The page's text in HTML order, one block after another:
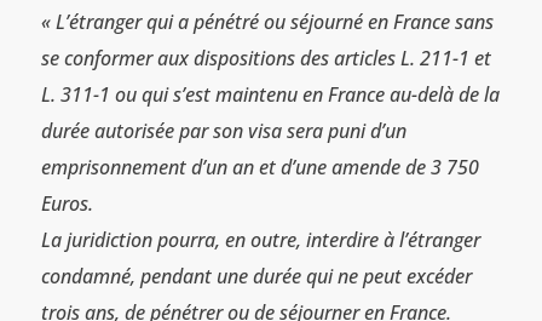
« L’étranger qui a pénétré ou séjourné en France sans
se conformer aux dispositions des articles L. 211-1 et
L. 311-1 ou qui s’est maintenu en France au-delà de la
durée autorisée par son visa sera puni d’un
emprisonnement d’un an et d’une amende de 3 750
Euros.
La juridiction pourra, en outre, interdire à l’étranger
condamné, pendant une durée qui ne peut excéder
trois ans, de pénétrer ou de séjourner en France.